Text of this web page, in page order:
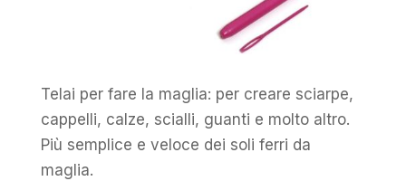
Telai per fare la maglia: per creare sciarpe,
cappelli, calze, scialli, guanti e molto altro.
Più semplice e veloce dei soli ferri da
maglia.